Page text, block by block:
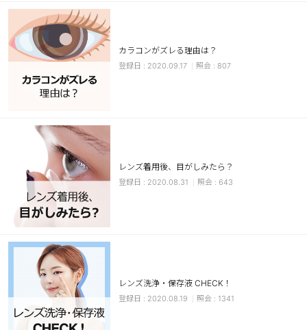
カラコン
装着期間
1 Day
2 Weeks
1 Month
カラー
ブラウン
チョコ
グレー
ヘーゼル
ブルー
透明
ハロウィンカラコン
ケア用品
カラコンがズレる理由は？
2020.09.17 807
レンズ着用後、目がしみたら？
2020.08.31 643
レンズ洗浄・保存液 CHECK！
2020.08.19 1341